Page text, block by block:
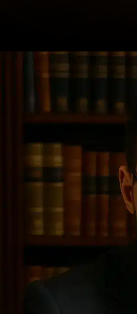
Opening